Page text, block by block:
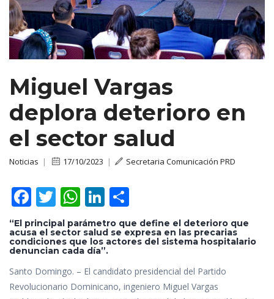
Miguel Vargas
deplora deterioro en
el sector salud
Noticias | 17/10/2023 | Secretaria Comunicación PRD
F
ac
e
b
o
T
w
itt
er
W
h
at
s
A
Li
n
k
e
dI
o
m
ar
“El principal parámetro que define el deterioro que
acusa el sector salud se expresa en las precarias
condiciones que los actores del sistema hospitalario
denuncian cada día”.
Santo Domingo. – El candidato presidencial del Partido
Revolucionario Dominicano, ingeniero Miguel Vargas